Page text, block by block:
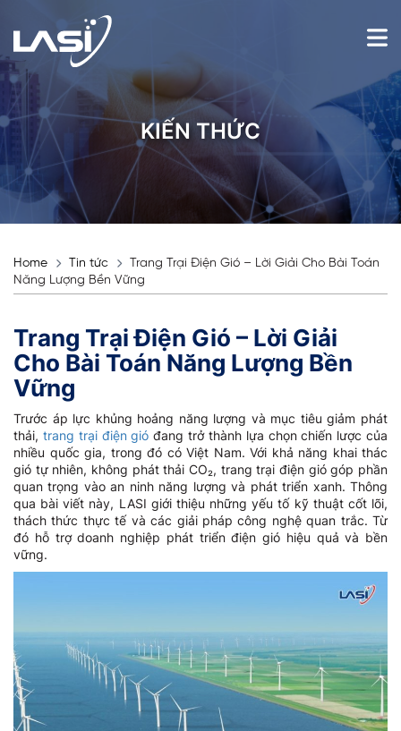
KIẾN THỨC
Home Tin tức
Trang Trại Điện Gió – Lời Giải Cho Bài Toán
Năng Lượng Bền Vững
Trang Trại Điện Gió – Lời Giải
Cho Bài Toán Năng Lượng Bền
Vững
Trước áp lực khủng hoảng năng lượng và mục tiêu giảm phát
thải, trang trại điện gió đang trở thành lựa chọn chiến lược của
nhiều quốc gia, trong đó có Việt Nam. Với khả năng khai thác
gió tự nhiên, không phát thải CO₂, trang trại điện gió góp phần
quan trọng vào an ninh năng lượng và phát triển xanh. Thông
qua bài viết này, LASI giới thiệu những yếu tố kỹ thuật cốt lõi,
thách thức thực tế và các giải pháp công nghệ quan trắc. Từ
đó hỗ trợ doanh nghiệp phát triển điện gió hiệu quả và bền
vững.